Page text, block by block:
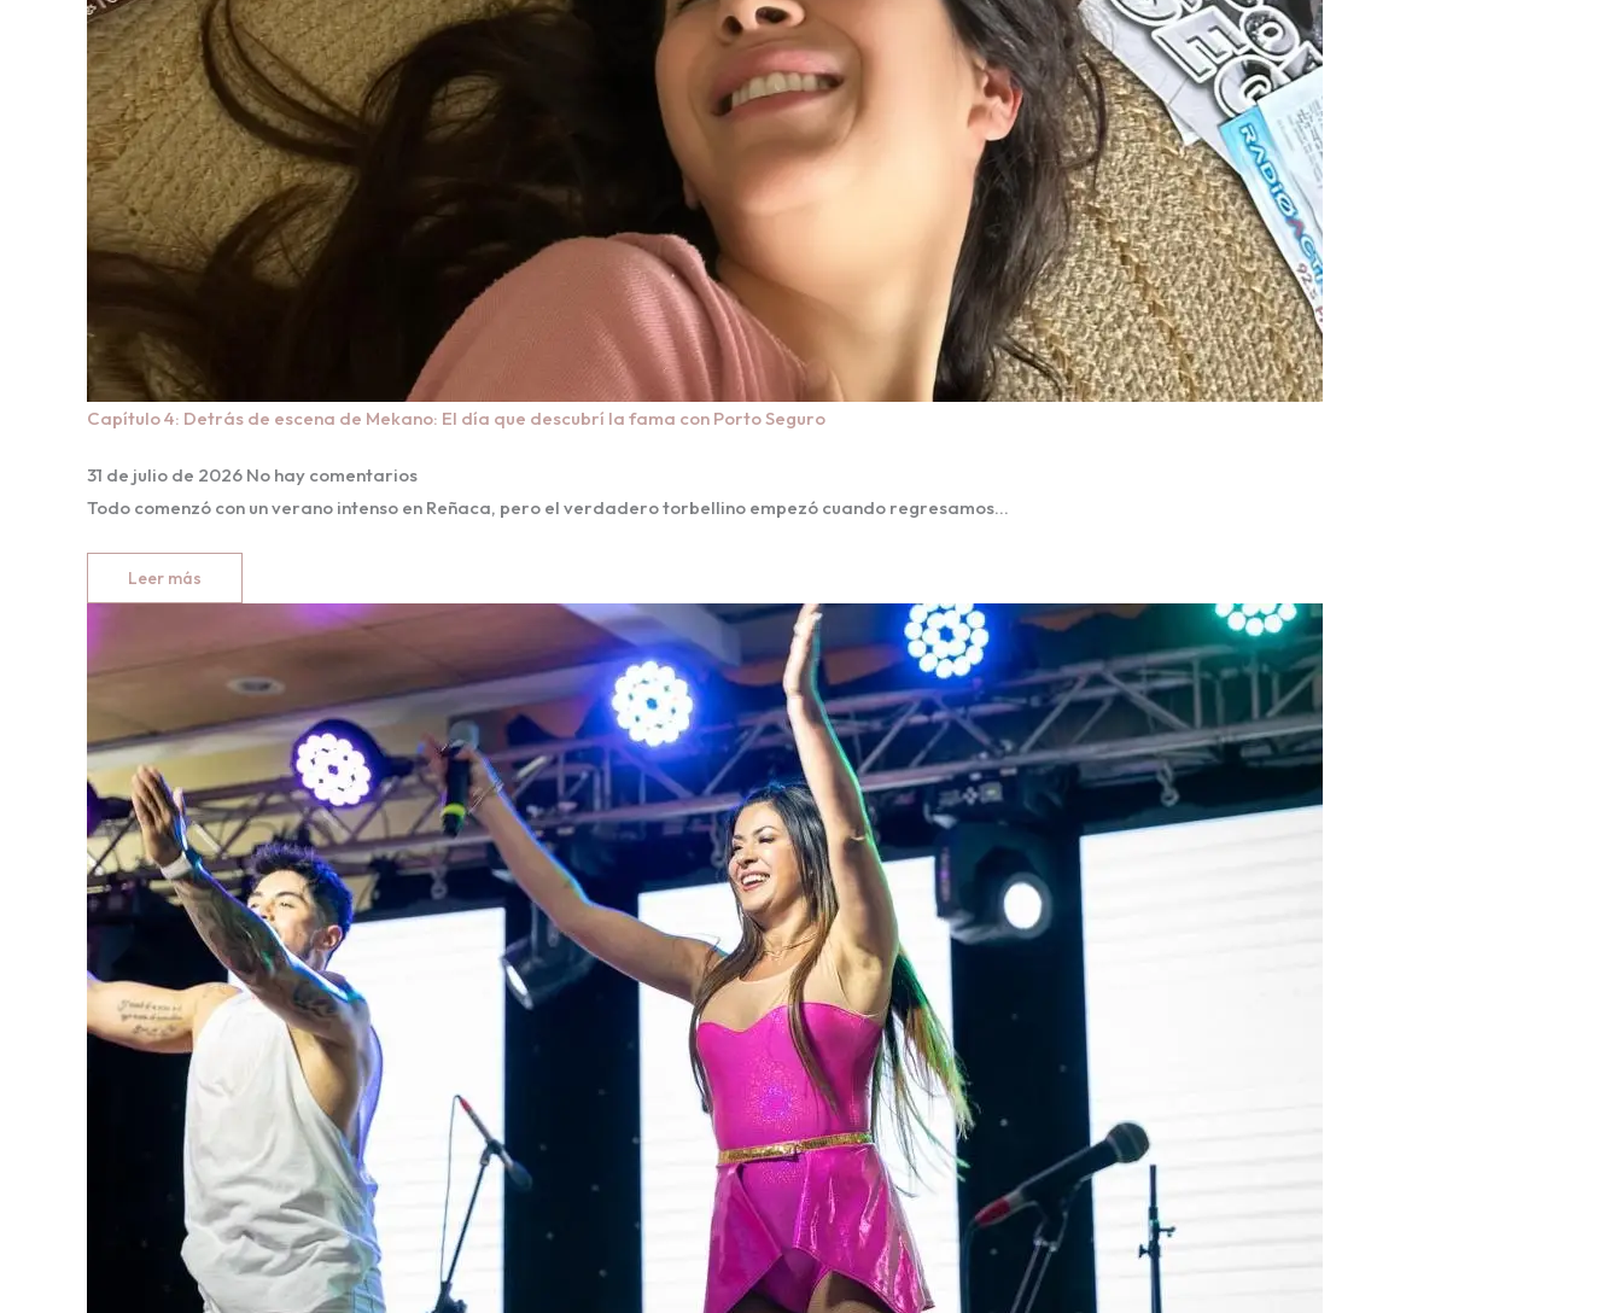
Capítulo 4: Detrás de escena de Mekano: El día que descubrí la fama con Porto Seguro
31 de julio de 2026 No hay comentarios
Todo comenzó con un verano intenso en Reñaca, pero el verdadero torbellino empezó cuando regresamos…
Leer más